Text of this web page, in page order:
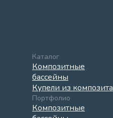
Каталог
Композитные
бассейны
Купели из композита
Портфолио
Композитные